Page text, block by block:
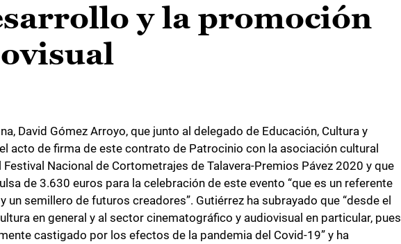
y la promoción
David Gómez Arroyo, que junto al delegado de Educación, Cultura y
acto de firma de este contrato de Patrocinio con la asociación cultural
Festival Nacional de Cortometrajes de Talavera-Premios Pávez 2020 y que
de 3.630 euros para la celebración de este evento “que es un referente
semillero de futuros creadores”. Gutiérrez ha subrayado que “desde el
en general y al sector cinematográfico y audiovisual en particular, pues
castigado por los efectos de la pandemia del Covid-19” y ha